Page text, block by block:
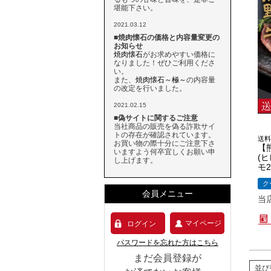
堪能下さい。
2021.03.12
■焼肉懐石の価格と内容量変更の
お知らせ
焼肉懐石がお求めやすい価格に
なりました！ぜひご利用くださ
い。
また、 焼肉懐石～極～の内容量
の改定を行いました。
2021.02.15
■偽サイトに関するご注意
当社商品の販売を偽る詐欺サイ
トの存在が確認されています。
お買い物の際十分にご注意下さ
いますよう何卒宜しくお願い申
し上げます。
会員メニュー
ログイン マイページ
パスワードを忘れた方はこちら
まだ会員登録が
送
(ヒ
モ
ク
当
並び